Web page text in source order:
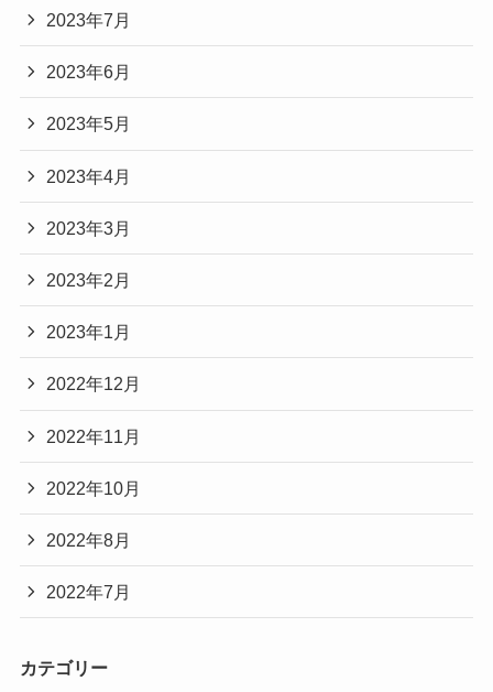
2023年7月
2023年6月
2023年5月
2023年4月
2023年3月
2023年2月
2023年1月
2022年12月
2022年11月
2022年10月
2022年8月
2022年7月
カテゴリー